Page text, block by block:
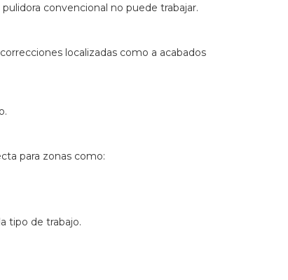
convencional no puede trabajar.
localizadas como a acabados
para zonas como:
tipo de trabajo.